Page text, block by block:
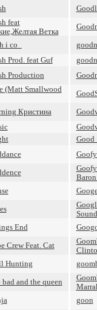
feat
Ветка
i co_
Prod. feat Guf
Production
(Matt Smallwood
Кристина
End
Crew Feat. Cat
Hunting
and the queen
goon